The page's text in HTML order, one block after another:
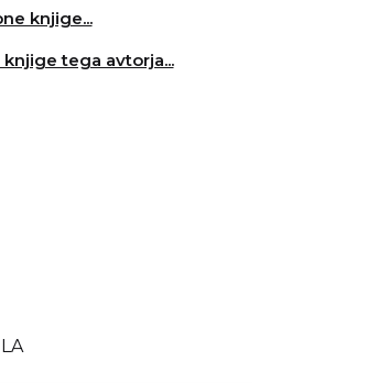
knjige...
tega avtorja...